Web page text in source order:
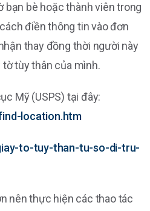
bè hoặc thành viên trong
điền thông tin vào đơn
thay đồng thời người này
tùy thân của mình.
Mỹ (USPS) tại đây:
location.htm
nên thực hiện các thao tác